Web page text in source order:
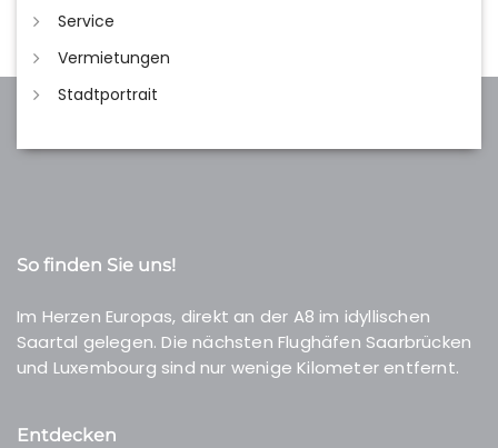
Service
Vermietungen
Stadtportrait
So finden Sie uns!
Im Herzen Europas, direkt an der A8 im idyllischen
Saartal gelegen. Die nächsten Flughäfen Saarbrücken
und Luxembourg sind nur wenige Kilometer entfernt.
Entdecken